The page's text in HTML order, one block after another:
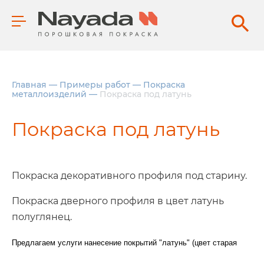
Главная — Примеры работ — Покраска
металлоизделий — Покраска под латунь
Покраска под латунь
Покраска декоративного профиля под старину.
Покраска дверного профиля в цвет латунь
полуглянец.
Предлагаем услуги нанесение покрытий "латунь" (цвет старая